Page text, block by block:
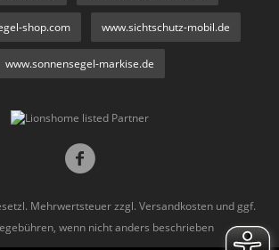
shop.com www.sichtschutz-mobil.de
www.sonnensegel-markise.de
Mehrwertsteuer zzgl. Versandkosten und ggf.
wenn nicht anders beschrieben